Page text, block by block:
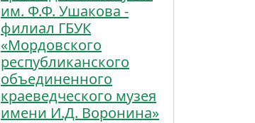
им. Ф.Ф. Ушакова -
филиал ГБУК
«Мордовского
республиканского
объединенного
краеведческого музея
имени И.Д. Воронина»